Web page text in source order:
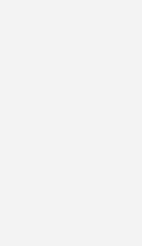
für Schneidtische
bessere Glasoberflächen
unser Fuhrpark und der
uns stark“
Glas Müller in der Schweiz
auf Nachhaltigkeit
Isolierglas
einer Welle aus Glas vereint
aufgepasst
18008
für das neue MUC in
dabei
Flexibilität in